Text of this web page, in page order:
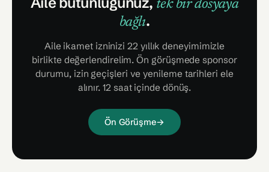
tek bir dosyaya
bağlı.
Aile ikamet izninizi 22 yıllık deneyimimizle
birlikte değerlendirelim. Ön görüşmede sponsor
durumu, izin geçişleri ve yenileme tarihleri ele
alınır. 12 saat içinde dönüş.
Ön Görüşme→